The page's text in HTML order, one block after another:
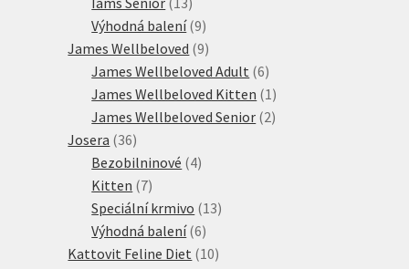
produktů
Výhodná balení 99
produktů
James Wellbeloved 99
produktů
James Wellbeloved Adult 66
produktů
James Wellbeloved Kitten 1 1
produkt
James Wellbeloved Senior 22
Josera 3636
produktů
Bezobilninové 44
Kitten 77
produktů
Speciální krmivo 1313
Výhodná balení 66
produktů
Kattovit Feline Diet 1010